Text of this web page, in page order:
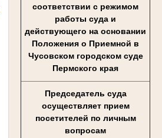
соответствии с режимом
работы суда и
действующего на основании
Положения о Приемной в
Чусовском городском суде
Пермского края
Председатель суда
осуществляет прием
посетителей по личным
вопросам